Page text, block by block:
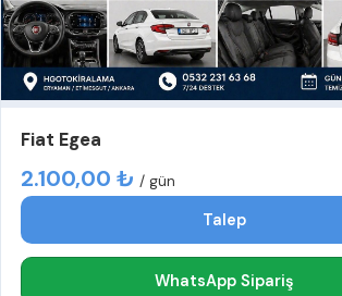
Fiat Egea
2.100,00 ₺ / gün
Talep
WhatsApp Sipariş